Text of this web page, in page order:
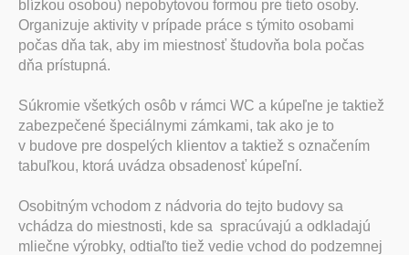
blízkou osobou) nepobytovou formou pre tieto osoby.
Organizuje aktivity v prípade práce s týmito osobami
počas dňa tak, aby im miestnosť študovňa bola počas
dňa prístupná.
Súkromie všetkých osôb v rámci WC a kúpeľne je taktiež
zabezpečené špeciálnymi zámkami, tak ako je to
v budove pre dospelých klientov a taktiež s označením
tabuľkou, ktorá uvádza obsadenosť kúpeľní.
Osobitným vchodom z nádvoria do tejto budovy sa
vchádza do miestnosti, kde sa spracúvajú a odkladajú
mliečne výrobky, odtiaľto tiež vedie vchod do podzemnej